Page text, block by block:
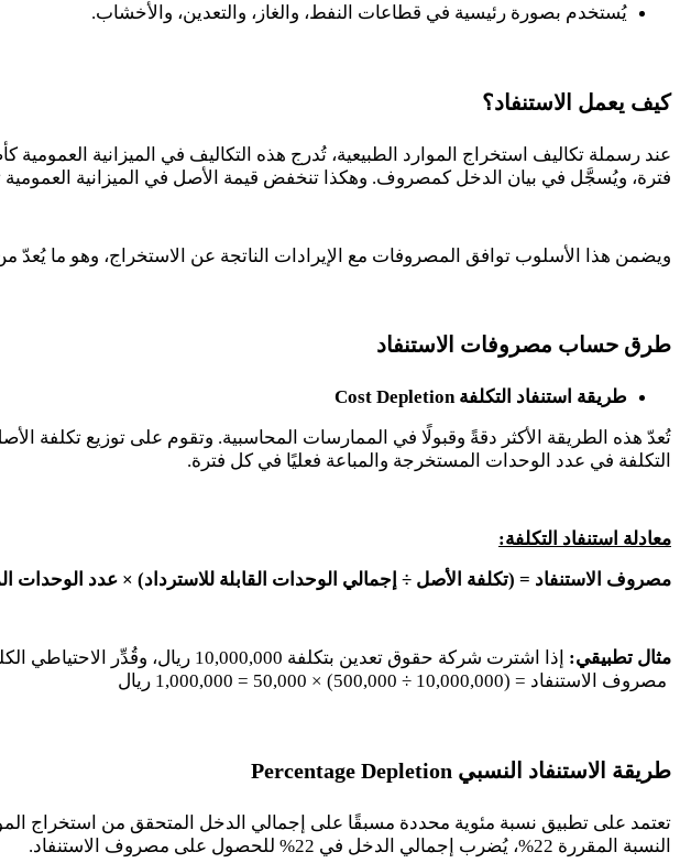
يُستخدم بصورة رئيسية في قطاعات النفط، والغاز، والتعدين، والأخشاب.
كيف يعمل الاستنفاد؟
عند رسملة تكاليف استخراج الموارد الطبيعية، تُدرج هذه التكاليف في الميزانية
فترة، ويُسجَّل في بيان الدخل كمصروف. وهكذا تنخفض قيمة الأصل في الميزانية العمومية
ويضمن هذا الأسلوب توافق المصروفات مع الإيرادات الناتجة عن الاستخراج، وهو ما يُعدّ من
طرق حساب مصروفات الاستنفاد
طريقة استنفاد التكلفةCost Depletion
تُعدّ هذه الطريقة الأكثر دقةً وقبولًا في الممارسات المحاسبية. وتقوم على توزيع
التكلفة في عدد الوحدات المستخرجة والمباعة فعليًا في كل فترة.
معادلة استنفاد التكلفة:
مصروف الاستنفاد = (تكلفة الأصل ÷ إجمالي الوحدات القابلة للاسترداد) × عدد الوحدات
مثال تطبيقي: إذا اشترت شركة حقوق تعدين بتكلفة 10,000,000 ريال، وقُدِّر الاحتياطي
مصروف الاستنفاد = (10,000,000
÷
500,000
) ×
50,000
=
1,000,000 ريال
طريقة الاستنفاد النسبي Percentage Depletion
تعتمد على تطبيق نسبة مئوية محددة مسبقًا على إجمالي الدخل المتحقق من استخراج
النسبة المقررة 22%، يُضرب إجمالي الدخل في 22% للحصول على مصروف الاستنفاد.